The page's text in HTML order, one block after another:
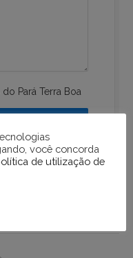
Pará Terra Boa
você concorda
de utilização de